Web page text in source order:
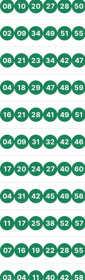
08 10 20 27 28 50
02 09 34 49 51 55
08 21 23 34 42 47
04 18 29 47 48 59
16 21 28 41 49 51
04 09 31 32 42 46
17 20 24 27 40 60
04 31 42 45 49 56
11 17 25 38 52 57
07 16 19 22 28 55
03 04 11 40 42 58